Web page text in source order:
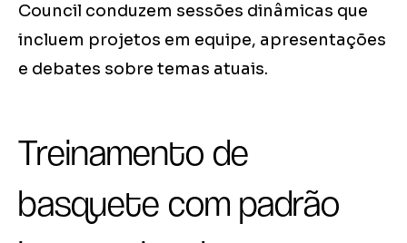
Council conduzem sessões dinâmicas que
incluem projetos em equipe, apresentações
e debates sobre temas atuais.
Treinamento de
basquete com padrão